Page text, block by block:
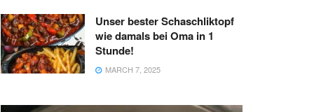
Unser bester Schaschliktopf
wie damals bei Oma in 1
Stunde!
MARCH 7, 2025